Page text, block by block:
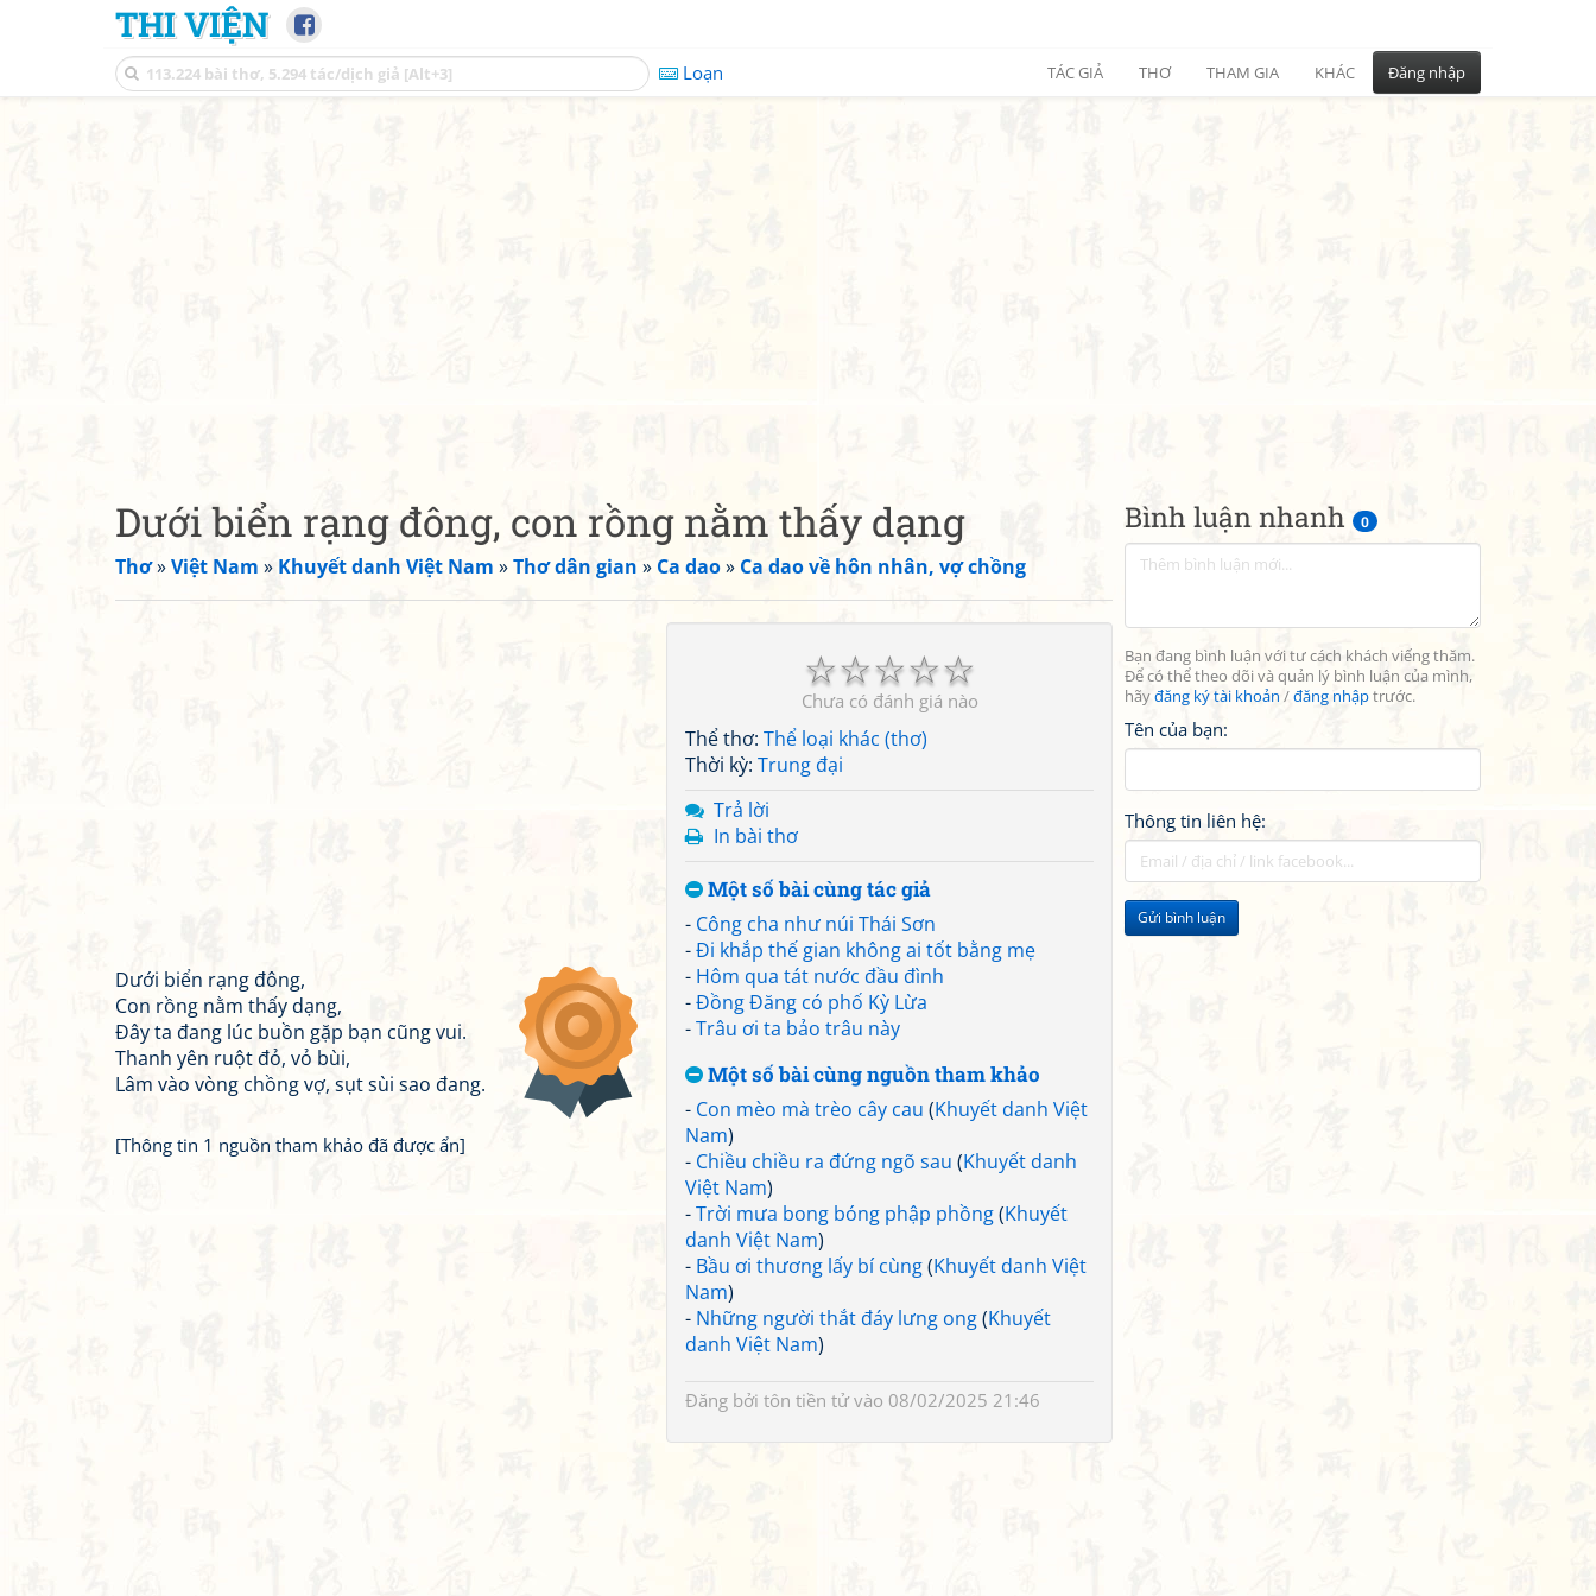
THI VIỆN
Loạn TÁC GIẢ THƠ THAM GIA KHÁC Đăng nhập
Bình luận nhanh 0
Bạn đang bình luận với tư cách khách viếng thăm.
Để có thể theo dõi và quản lý bình luận của mình,
hãyđăng ký tài khoản /đăng nhậptrước.
Tên của bạn:
Thông tin liên hệ:
Gửi bình luận
Dưới biển rạng đông, con rồng nằm thấy dạng
Thơ»Việt Nam » Khuyết danh Việt Nam »Thơ dân gian » Ca dao» Ca dao về hôn nhân, vợ chồng
☆
☆
☆
☆
☆
Chưa có đánh giá nào
Thể thơ: Thể loại khác (thơ)
Thời kỳ: Trung đại
Trả lời
In bài thơ
Một số bài cùng tác giả
- Công cha như núi Thái Sơn
-Đi khắp thế gian không ai tốt bằng mẹ
- Hôm qua tát nước đầu đình
-Đồng Đăng có phố Kỳ Lừa
-Trâu ơi ta bảo trâu này
Một số bài cùng nguồn tham khảo
- Con mèo mà trèo cây cau (Khuyết danh Việt
Nam)
- Chiều chiều ra đứng ngõ sau (Khuyết danh
Việt Nam)
-Trời mưa bong bóng phập phồng(Khuyết
danh Việt Nam)
- Bầu ơi thương lấy bí cùng(Khuyết danh Việt
Nam)
- Những người thắt đáy lưng ong(Khuyết
danh Việt Nam)
Đăng bởi tôn tiền tửvào 08/02/2025 21:46
Dưới biển rạng đông,
Con rồng nằm thấy dạng,
Đây ta đang lúc buồn gặp bạn cũng vui.
Thanh yên ruột đỏ, vỏ bùi,
Lâm vào vòng chồng vợ, sụt sùi sao đang.
[Thông tin 1 nguồn tham khảo đã được ẩn]